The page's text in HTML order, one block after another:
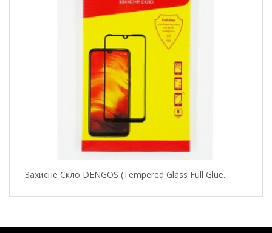
Захисне Скло DENGOS (Tempered Glass Full Glue...